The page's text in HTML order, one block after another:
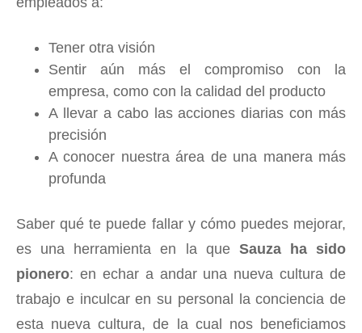
Tener otra visión
Sentir aún más el compromiso con la
empresa, como con la calidad del producto
A llevar a cabo las acciones diarias con más
precisión
A conocer nuestra área de una manera más
profunda
Saber qué te puede fallar y cómo puedes mejorar,
es una herramienta en la que Sauza ha sido
pionero: en echar a andar una nueva cultura de
trabajo e inculcar en su personal la conciencia de
esta nueva cultura, de la cual nos beneficiamos